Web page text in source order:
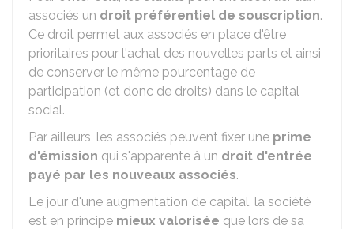
associés un droit préférentiel de souscription.
Ce droit permet aux associés en place d'être
prioritaires pour l'achat des nouvelles parts et ainsi
de conserver le même pourcentage de
participation (et donc de droits) dans le capital
social.
Par ailleurs, les associés peuvent fixer une prime
d'émission qui s'apparente à un droit d'entrée
payé par les nouveaux associés.
Le jour d'une augmentation de capital, la société
est en principe mieux valorisée que lors de sa